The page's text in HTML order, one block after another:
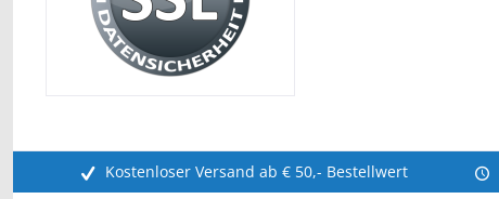
Kostenloser Versand ab € 50,- Bestellwert